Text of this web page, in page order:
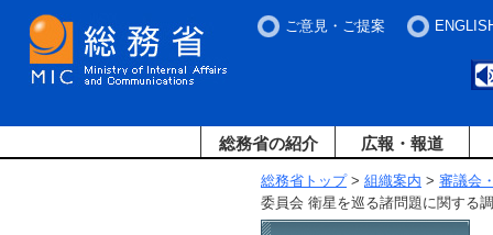
ご意見・ご提案
総務省の紹介 広報・報道
総務省トップ> 組織案内 > 審議会
委員会 衛星を巡る諸問題に関する